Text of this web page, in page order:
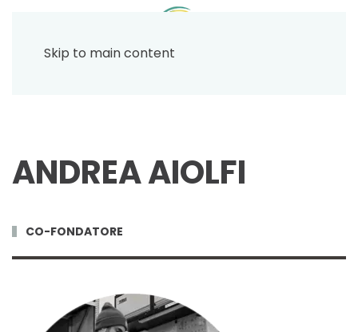
Skip to main content
ANDREA AIOLFI
CO-FONDATORE